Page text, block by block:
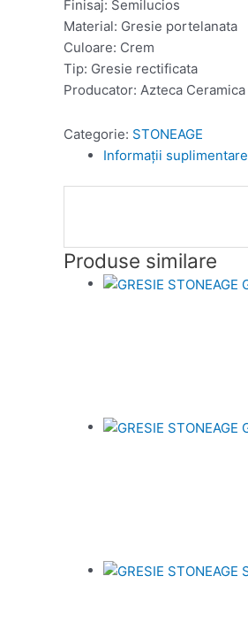
Finisaj: Semilucios
Material: Gresie portelanata
Culoare: Crem
Tip: Gresie rectificata
Producator: Azteca Ceramica
Categorie: STONEAGE
Informații suplimentare
Produse similare